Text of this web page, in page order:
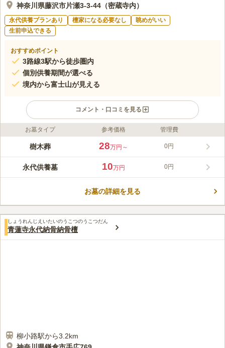
神奈川県藤沢市片瀬3-3-44（密蔵寺内）
永代供養プランあり 檀家になる必要なし
眺めがいい
生前申込できる
おすすめポイント
3路線3駅から徒歩圏内
個別供養期間が選べる
境内から富士山が見える
コメント・口コミを見る
ライフドット編集部のコメント
人気の湘南・江ノ島エリアに新たな樹木葬墓地がオープンしまし
方には特におすすめです。「湘南江ノ島樹木葬プラチナヒルズ」
は密蔵寺「安らぎ霊園」内にある、さまざまなニーズに応える
フラワー樹木葬墓地で、1～4人で利用でき、個別供養年数を選択
この霊園はまだ誰からも評価されていません。
お墓タイプ 参考価格 管理費
樹木葬 28万円～ 0円
永代供養墓 10万円 0円
お墓の詳細を見る
しょうれんじえいたいのうこつのうこつだん
青蓮寺永代納骨納骨檀
柳小路駅から3.2km